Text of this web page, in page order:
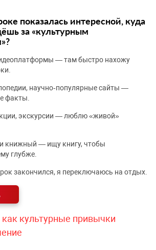
показалась интересной, куда
за «культурным
— там быстро нахожу
научно‑популярные сайты —
факты.
экскурсии — люблю «живой»
книжный — ищу книгу, чтобы
глубже.
закончился, я переключаюсь на отдых.
как культурные привычки